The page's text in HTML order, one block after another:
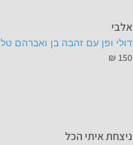
אלבי
דולי ופן עם זהבה בן ואברהם טל
₪ 150
ניצחת איתי הכל